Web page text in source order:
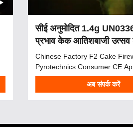
सीई अनुमोदित 1.4g
प्रभाव केक आतिशबाजी उत्सव
पिरोटेक्निक
Chinese Factory F2 Cake
Pyrotechnics Consumer CE
Cake Fireworks With Good
Product Overview Whether it's
अब संपर्क करें